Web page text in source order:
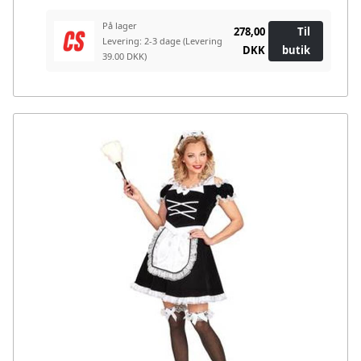
På lager
Levering: 2-3 dage (Levering
39.00 DKK)
278,00
DKK
Til
butik